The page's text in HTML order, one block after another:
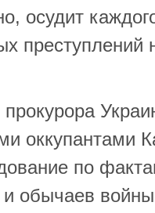
осудит
преступлений
оккупантами
по
обычаев